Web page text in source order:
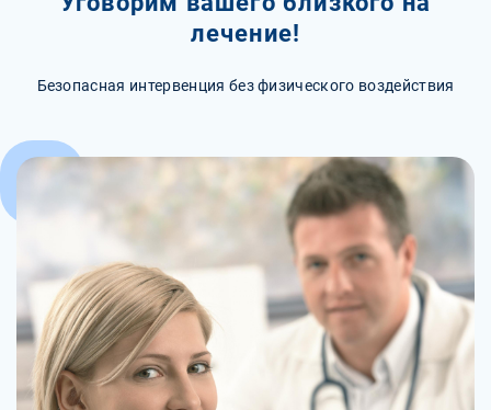
лечение!
Безопасная интервенция без физического воздействия